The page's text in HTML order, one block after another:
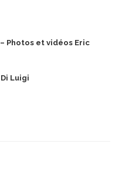
Photos et vidéos Eric
Luigi